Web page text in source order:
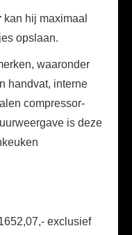
kan hij maximaal
opslaan.
waaronder
handvat, interne
compressor-
is deze
exclusief